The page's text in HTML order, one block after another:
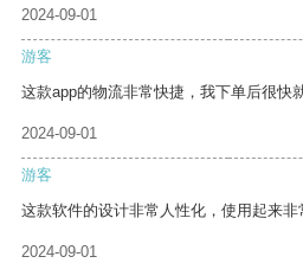
2024-09-01
游客
这款app的物流非常快捷，我下单后很快
2024-09-01
游客
这款软件的设计非常人性化，使用起来非
2024-09-01